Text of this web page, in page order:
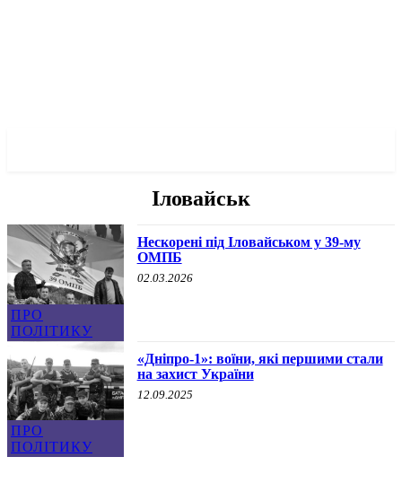
Іловайськ
ПРО
ПОЛІТИКУ
Нескорені під Іловайськом у 39-му
ОМПБ
02.03.2026
ПРО
ПОЛІТИКУ
«Дніпро-1»: воїни, які першими стали
на захист України
12.09.2025